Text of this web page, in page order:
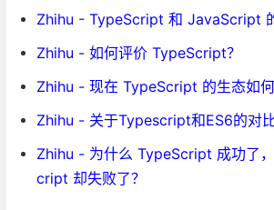
Zhihu - TypeScript 和 JavaScript
Zhihu - 如何评价 TypeScript？
Zhihu - 现在 TypeScript 的生态如何
Zhihu - 关于Typescript和ES6的对比
Zhihu - 为什么 TypeScript 成功了
cript 却失败了？